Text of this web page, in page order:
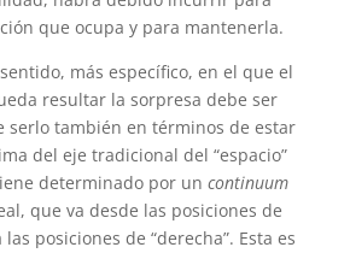
que ocupa y para mantenerla.
más específico, en el que el
resultar la sorpresa debe ser
serlo también en términos de estar
del eje tradicional del “espacio”
determinado por un continuum
que va desde las posiciones de
posiciones de “derecha”. Esta es